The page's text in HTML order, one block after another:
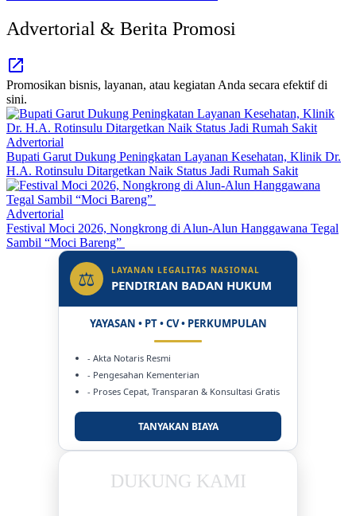
Advertorial & Berita Promosi
Promosikan bisnis, layanan, atau kegiatan Anda secara efektif di
sini.
Advertorial
Bupati Garut Dukung Peningkatan Layanan Kesehatan, Klinik Dr.
H.A. Rotinsulu Ditargetkan Naik Status Jadi Rumah Sakit
Advertorial
Festival Moci 2026, Nongkrong di Alun-Alun Hanggawana Tegal
Sambil “Moci Bareng”
⚖ LAYANAN LEGALITAS NASIONAL
PENDIRIAN BADAN HUKUM
YAYASAN • PT • CV • PERKUMPULAN
- Akta Notaris Resmi
- Pengesahan Kementerian
- Proses Cepat, Transparan & Konsultasi Gratis
TANYAKAN BIAYA
DUKUNG KAMI